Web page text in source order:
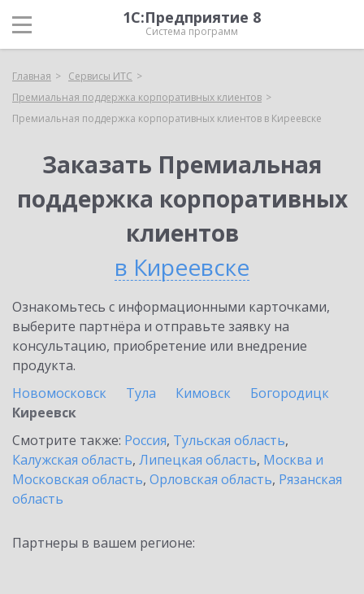
1С:Предприятие 8
Система программ
Главная
Сервисы ИТС
Премиальная поддержка корпоративных клиентов
Премиальная поддержка корпоративных клиентов в Киреевске
Заказать Премиальная
поддержка корпоративных
клиентов
в Киреевске
Ознакомьтесь с информационными карточками,
выберите партнёра и отправьте заявку на
консультацию, приобретение или внедрение
продукта.
Новомосковск
Тула Кимовск
Богородицк
Киреевск
Смотрите также: Россия, Тульская область,
Калужская область, Липецкая область, Москва и
Московская область, Орловская область, Рязанская
область
Партнеры в вашем регионе: